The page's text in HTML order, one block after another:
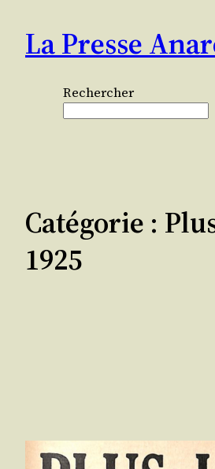
contenu
La Presse
Rechercher
Catégorie :
1925